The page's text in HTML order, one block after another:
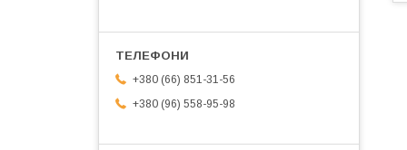
+380 (66) 851-31-56
+380 (96) 558-95-98